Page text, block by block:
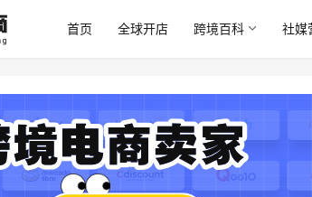
首页 全球开店 跨境百科 社媒